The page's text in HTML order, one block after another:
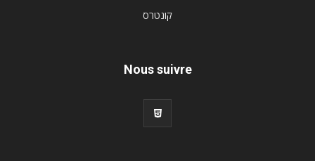
קונטרס
Nous suivre